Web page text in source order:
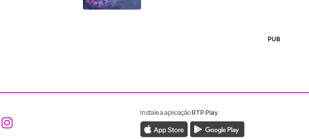
PUB
Aceder ao Facebook da RTP Madeira
Aceder ao Instagram da RTP Madeira
Instale a aplicaçãoRTP Play